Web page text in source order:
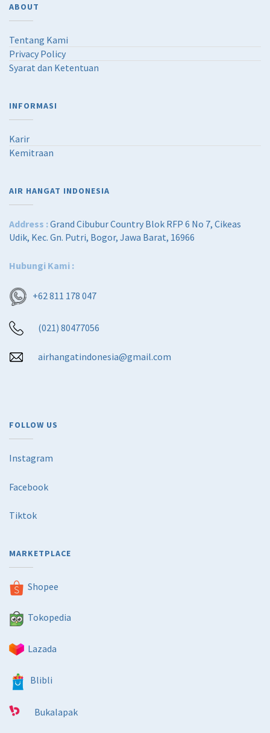
ABOUT
Tentang Kami
Privacy Policy
Syarat dan Ketentuan
INFORMASI
Karir
Kemitraan
AIR HANGAT INDONESIA
Address :Grand Cibubur Country Blok RFP 6 No 7, Cikeas
Udik, Kec. Gn. Putri, Bogor, Jawa Barat, 16966
Hubungi Kami :
+62 811 178 047
(021) 80477056
airhangatindonesia@gmail.com
FOLLOW US
Instagram
Facebook
Tiktok
MARKETPLACE
Shopee
Tokopedia
Lazada
Blibli
Bukalapak